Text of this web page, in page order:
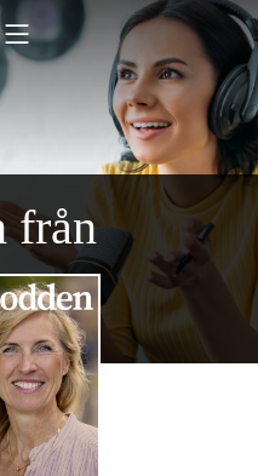
från